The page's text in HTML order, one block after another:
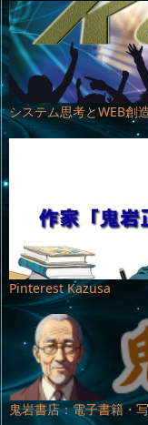
システム思考とWEB創
Pinterest Kazusa
鬼岩書店：電子書籍・